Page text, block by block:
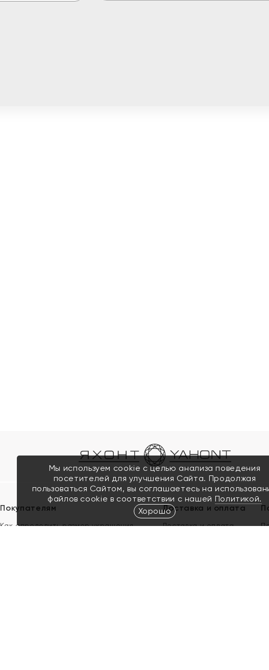
Покупателям
Как определить размер украшения
Доставка и оплата
Доставка и оплата
Мы используем cookie с целью анализа поведения
посетителей для улучшения Сайта. Продолжая
пользоваться Сайтом, вы соглашаетесь на
файлов cookie в соответствии с нашей Политикой.
Хорошо